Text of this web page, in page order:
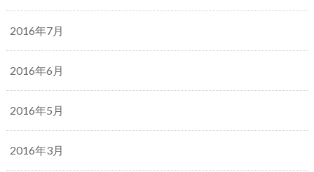
2016年7月
2016年6月
2016年5月
2016年3月